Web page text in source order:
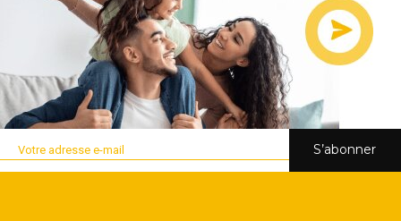
S’abonner